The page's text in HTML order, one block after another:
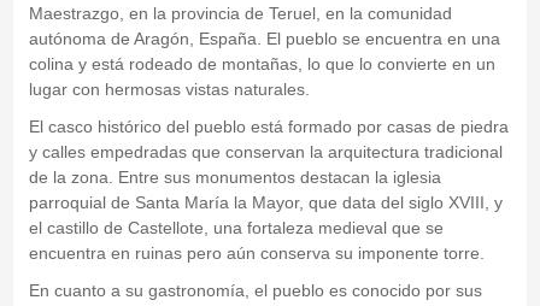
Maestrazgo, en la provincia de Teruel, en la comunidad
autónoma de Aragón, España. El pueblo se encuentra en una
colina y está rodeado de montañas, lo que lo convierte en un
lugar con hermosas vistas naturales.
El casco histórico del pueblo está formado por casas de piedra
y calles empedradas que conservan la arquitectura tradicional
de la zona. Entre sus monumentos destacan la iglesia
parroquial de Santa María la Mayor, que data del siglo XVIII, y
el castillo de Castellote, una fortaleza medieval que se
encuentra en ruinas pero aún conserva su imponente torre.
En cuanto a su gastronomía, el pueblo es conocido por sus